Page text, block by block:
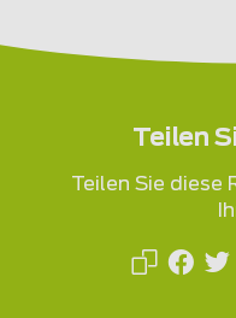
Teilen
Teilen Sie diese